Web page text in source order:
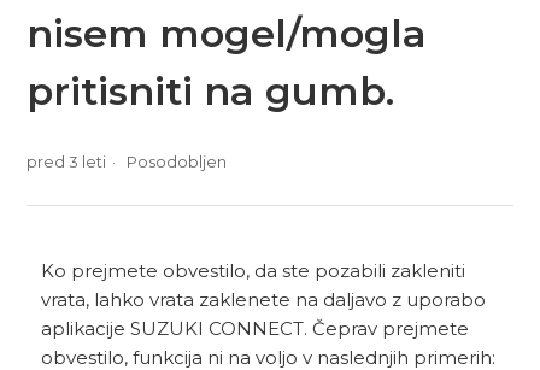
nisem mogel/mogla
pritisniti na gumb.
pred 3 leti Posodobljen
Ko prejmete obvestilo, da ste pozabili zakleniti
vrata, lahko vrata zaklenete na daljavo z uporabo
aplikacije SUZUKI CONNECT. Čeprav prejmete
obvestilo, funkcija ni na voljo v naslednjih primerih: